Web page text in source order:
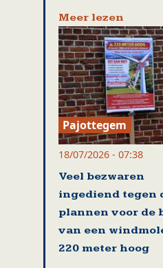
Meer lezen
Pajottegem
18/07/2026 - 07:38
Veel bezwaren
ingediend tegen
plannen voor de
van een
220 meter hoog